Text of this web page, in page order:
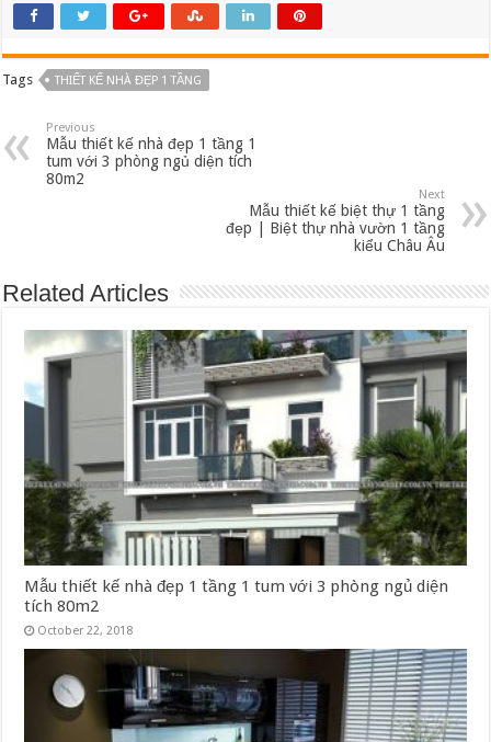
Tags THIẾT KẾ NHÀ ĐẸP 1 TẦNG
Previous
Mẫu thiết kế nhà đẹp 1 tầng 1
tum với 3 phòng ngủ diện tích
80m2
Next
Mẫu thiết kế biệt thự 1 tầng
đẹp | Biệt thự nhà vườn 1 tầng
kiểu Châu Âu
Related Articles
Mẫu thiết kế nhà đẹp 1 tầng 1 tum với 3 phòng ngủ diện
tích 80m2
October 22, 2018